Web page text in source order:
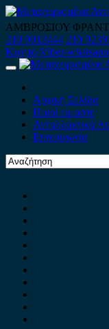
Skip
to
content
ΑΜΒΡΟΣΙΟΥ
210 9012444 210
Κινητό-Viber-
Primary
Αρχική Σελίδα
Ποιοί είμαστε
Ανταλλακτικά
Επικοινωνία